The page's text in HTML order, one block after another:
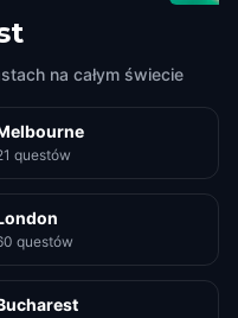
na całym świecie
questów
questów